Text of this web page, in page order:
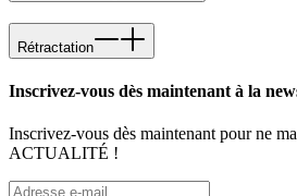
Rétractation
Inscrivez-vous dès maintenant à la
Inscrivez-vous dès maintenant pour ne
ACTUALITÉ !